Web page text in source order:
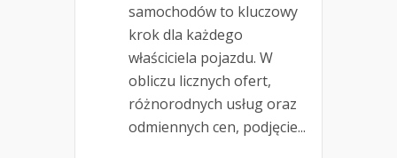
samochodów to kluczowy
krok dla każdego
właściciela pojazdu. W
obliczu licznych ofert,
różnorodnych usług oraz
odmiennych cen, podjęcie...